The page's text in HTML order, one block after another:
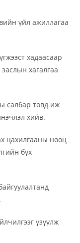
үйл ажиллагаа
хадаасаар
хагалгаа
салбар төвд иж
хийв.
цахилгааны нөөц
бүх
үзүүлж